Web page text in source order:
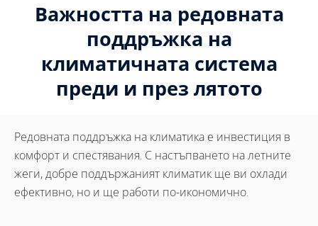
Важността на редовната
поддръжка на
климатичната система
преди и през лятото
Редовната поддръжка на климатика е инвестиция в
комфорт и спестявания. С настъпването на летните
жеги, добре поддържаният климатик ще ви охлади
ефективно, но и ще работи по-икономично.